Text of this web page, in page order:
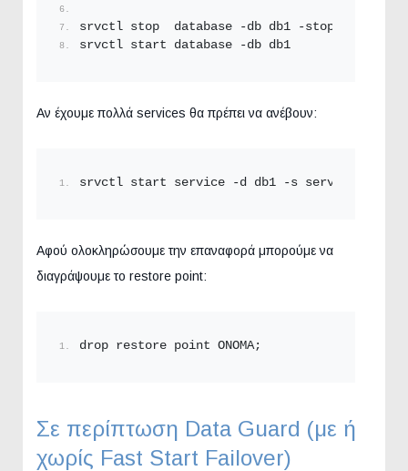
srvctl stop  database -db db1 -stopoption
srvctl start database -db db1
Αν έχουμε πολλά services θα πρέπει να ανέβουν:
srvctl start service -d db1 -s service_tade
Αφού ολοκληρώσουμε την επαναφορά μπορούμε να
διαγράψουμε το restore point:
drop restore point ONOMA;
Σε περίπτωση Data Guard (με ή
χωρίς Fast Start Failover)